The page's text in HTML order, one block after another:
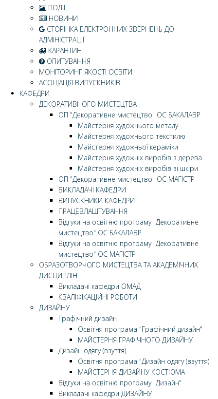
ПОДІЇ
НОВИНИ
СТОРІНКА ЕЛЕКТРОННИХ ЗВЕРНЕНЬ ДО
АДМІНІСТРАЦІЇ
КАРАНТИН
ОПИТУВАННЯ
МОНІТОРИНГ ЯКОСТІ ОСВІТИ
АСОЦІАЦІЯ ВИПУСКНИКІВ
КАФЕДРИ
ДЕКОРАТИВНОГО МИСТЕЦТВА
ОП "Декоративне мистецтво" ОС БАКАЛАВР
Майстерня художнього металу
Майстерня художнього текстилю
Майстерня художньої кераміки
Майстерня художніх виробів з дерева
Майстерня художніх виробів зі шкіри
ОП "Декоративне мистецтво" ОС МАГІСТР
ВИКЛАДАЧІ КАФЕДРИ
ВИПУСКНИКИ КАФЕДРИ
ПРАЦЕВЛАШТУВАННЯ
Відгуки на освітню програму "Декоративне
мистецтво" ОС БАКАЛАВР
Відгуки на освітню програму "Декоративне
мистецтво" ОС МАГІСТР
ОБРАЗОТВОРЧОГО МИСТЕЦТВА ТА АКАДЕМІЧНИХ
ДИСЦИПЛІН
Викладачі кафедри ОМАД
КВАЛІФІКАЦІЙНІ РОБОТИ
ДИЗАЙНУ
Графічний дизайн
Освітня програма "Графічний дизайн"
МАЙСТЕРНЯ ГРАФІЧНОГО ДИЗАЙНУ
Дизайн одягу (взуття)
Освітня програма "Дизайн одягу (взуття)
МАЙСТЕРНЯ ДИЗАЙНУ КОСТЮМА
Відгуки на освітню програму "Дизайн"
Викладачі кафедри ДИЗАЙНУ